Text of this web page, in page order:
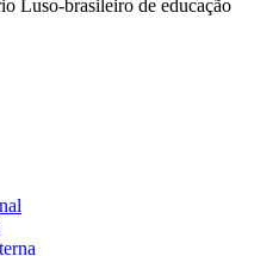
Luso-brasileiro de educação